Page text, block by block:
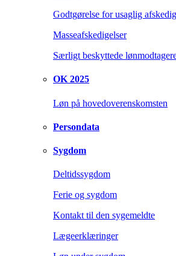
Godtgørelse for usaglig
Masseafskedigelser
Særligt beskyttede
OK 2025
Løn på hovedoverenskomsten
Persondata
Sygdom
Deltidssygdom
Ferie og sygdom
Kontakt til den sygemeldte
Lægeerklæringer